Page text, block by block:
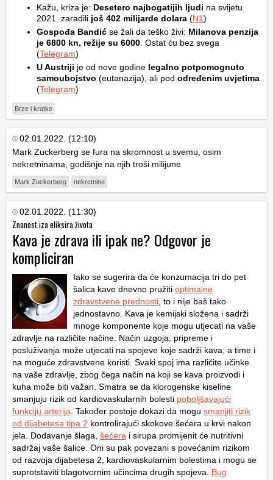
Kažu, kriza je: Desetero najbogatijih ljudi na svijetu
2021. zaradili još 402 milijarde dolara (N1)
Gospođa Bandić se žali da teško živi: Milanova penzija
je 6800 kn, režije su 6000 . Ostat ću bez svega
(Telegram)
U Austriji je od nove godine legalno potpomognuto
samoubojstvo (eutanazija), ali pod određenim uvjetima
(Telegram)
Brze i kratke
02.01.2022. (12:10)
Mark Zuckerberg se fura na skromnost u svemu, osim
nekretninama, godišnje na njih troši milijune
Mark Zuckerberg nekretnine
02.01.2022. (11:30)
Znanost iza eliksira života
Kava je zdrava ili ipak ne? Odgovor je
kompliciran
Iako se sugerira da će konzumacija tri do pet
šalica kave dnevno pružiti optimalne
zdravstvene prednosti , to i nije baš tako
jednostavno. Kava je kemijski složena i sadrži
mnoge komponente koje mogu utjecati na vaše
zdravlje na različite načine. Način uzgoja, pripreme i
posluživanja može utjecati na spojeve koje sadrži kava, a time i
na moguće zdravstvene koristi. Svaki spoj ima različite učinke
na vaše zdravlje, zbog čega način na koji se kava proizvodi i
kuha može biti važan. Smatra se da klorogenske kiseline
smanjuju rizik od kardiovaskularnih bolesti poboljšavajući
funkciju arterija . Također postoje dokazi da mogu smanjiti rizik
od dijabetesa tipa 2 kontrolirajući skokove šećera u krvi nakon
jela. Dodavanje šlaga, šećera i sirupa promijenit će nutritivni
sadržaj vaše šalice. Oni su pak povezani s povećanim rizikom
od razvoja dijabetesa 2, kardiovaskularnim bolestima i mogu se
suprotstaviti blagotvornim učincima drugih spojeva. Bug